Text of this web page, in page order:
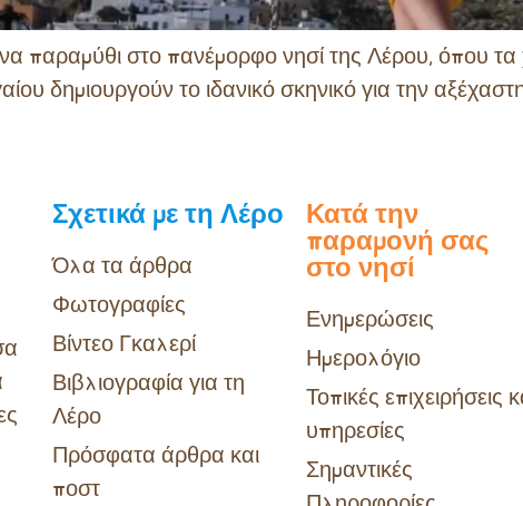
παραμύθι στο πανέμορφο νησί της Λέρου, όπου
δημιουργούν το ιδανικό σκηνικό για την
Σχετικά με τη Λέρο
Όλα τα άρθρα
Φωτογραφίες
Βίντεο Γκαλερί
Βιβλιογραφία για τη
Λέρο
Πρόσφατα άρθρα και
ποστ
Κατά την
παραμονή σας
στο νησί
Ενημερώσεις
Ημερολόγιο
Τοπικές επιχειρήσεις
υπηρεσίες
Σημαντικές